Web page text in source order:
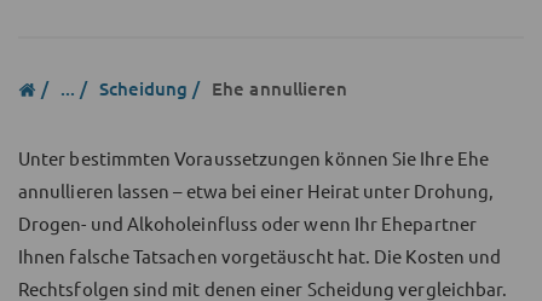
... Scheidung Ehe annullieren
Unter bestimmten Voraussetzungen können Sie Ihre Ehe
annullieren lassen – etwa bei einer Heirat unter Drohung,
Drogen- und Alkoholeinfluss oder wenn Ihr Ehepartner
Ihnen falsche Tatsachen vorgetäuscht hat. Die Kosten und
Rechtsfolgen sind mit denen einer Scheidung vergleichbar.